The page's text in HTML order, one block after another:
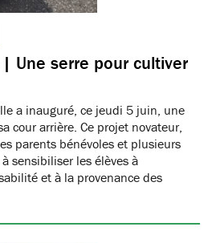
Une serre pour cultiver
a inauguré, ce jeudi 5 juin, une
cour arrière. Ce projet novateur,
parents bénévoles et plusieurs
sensibiliser les élèves à
et à la provenance des